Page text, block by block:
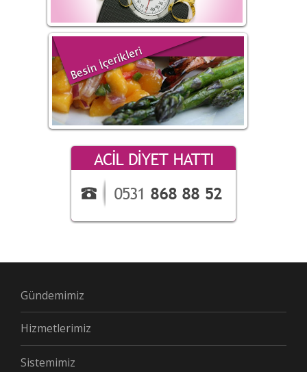
Gündemimiz
Hizmetlerimiz
Sistemimiz